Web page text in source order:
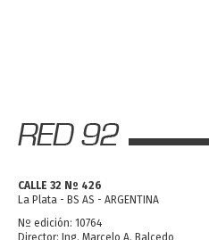
CALLE 32 Nº 426
La Plata - BS AS - ARGENTINA
Nº edición: 10764